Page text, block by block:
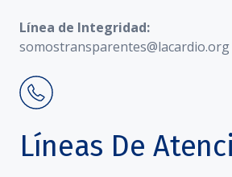
Línea de Integridad:
somostransparentes@lacardio.org
Líneas De